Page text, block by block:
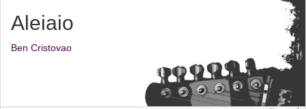
Aleiaio
Ben Cristovao